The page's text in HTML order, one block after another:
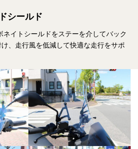
シールド
イトシールドをステーを介してバック
、走行風を低減して快適な走行をサポ